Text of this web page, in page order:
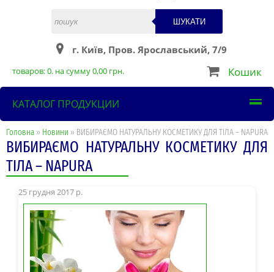
ШУКАТИ
г. Київ, Пров. Ярославський, 7/9
товаров:0. на сумму0,00 грн. Кошик
КАТАЛОГ ПРОДУКЦИИ
Головна » Новини » ВИБИРАЄМО НАТУРАЛЬНУ КОСМЕТИКУ ДЛЯ ТІЛА – NAPURA
ВИБИРАЄМО НАТУРАЛЬНУ КОСМЕТИКУ ДЛЯ
ТІЛА – NAPURA
25 грудня 2017 р.